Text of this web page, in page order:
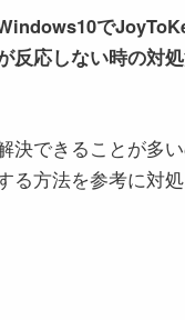
で
反応しない時の対
決できることが多
る方法を参考に対